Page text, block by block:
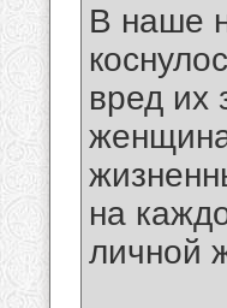
В наше
вред их
на
личной